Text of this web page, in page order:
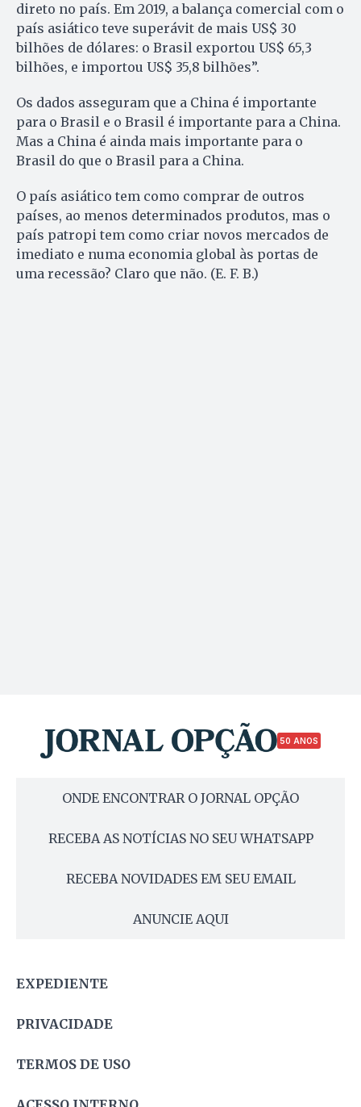
direto no país. Em 2019, a balança comercial com o
país asiático teve superávit de mais US$ 30
bilhões de dólares: o Brasil exportou US$ 65,3
bilhões, e importou US$ 35,8 bilhões”.
Os dados asseguram que a China é importante
para o Brasil e o Brasil é importante para a China.
Mas a China é ainda mais importante para o
Brasil do que o Brasil para a China.
O país asiático tem como comprar de outros
países, ao menos determinados produtos, mas o
país patropi tem como criar novos mercados de
imediato e numa economia global às portas de
uma recessão? Claro que não. (E. F. B.)
50 ANOS
ONDE ENCONTRAR O JORNAL OPÇÃO
RECEBA AS NOTÍCIAS NO SEU WHATSAPP
RECEBA NOVIDADES EM SEU EMAIL
ANUNCIE AQUI
EXPEDIENTE
PRIVACIDADE
TERMOS DE USO